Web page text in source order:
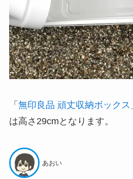
「 無印良品 頑丈収納ボックス
は高さ29cmとなります。
あおい